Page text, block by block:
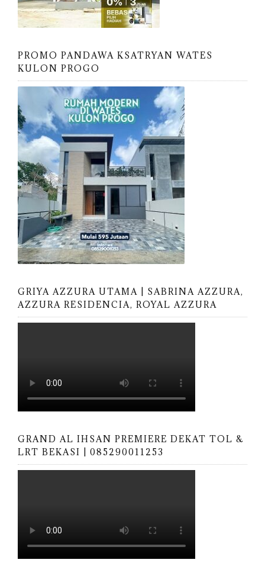
PROMO PANDAWA KSATRYAN WATES
KULON PROGO
GRIYA AZZURA UTAMA | SABRINA AZZURA,
AZZURA RESIDENCIA, ROYAL AZZURA
GRAND AL IHSAN PREMIERE DEKAT TOL &
LRT BEKASI | 085290011253